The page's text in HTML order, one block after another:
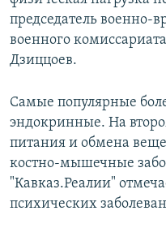
председатель военно-
военного
Дзиццоев.
Самые популярные
эндокринные. На
питания и обмена
костно-мышечные
"Кавказ.Реалии"
психических